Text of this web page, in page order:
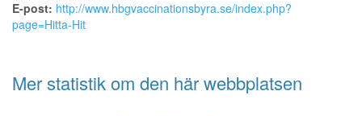
E-post: http://www.hbgvaccinationsbyra.se/index.php?
page=Hitta-Hit
Mer statistik om den här webbplatsen